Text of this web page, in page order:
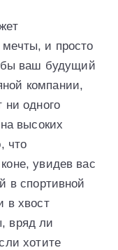
и просто
ваш будущий
компании,
ни одного
высоких
что
увидев вас
в спортивной
в хвост
вряд ли
хотите